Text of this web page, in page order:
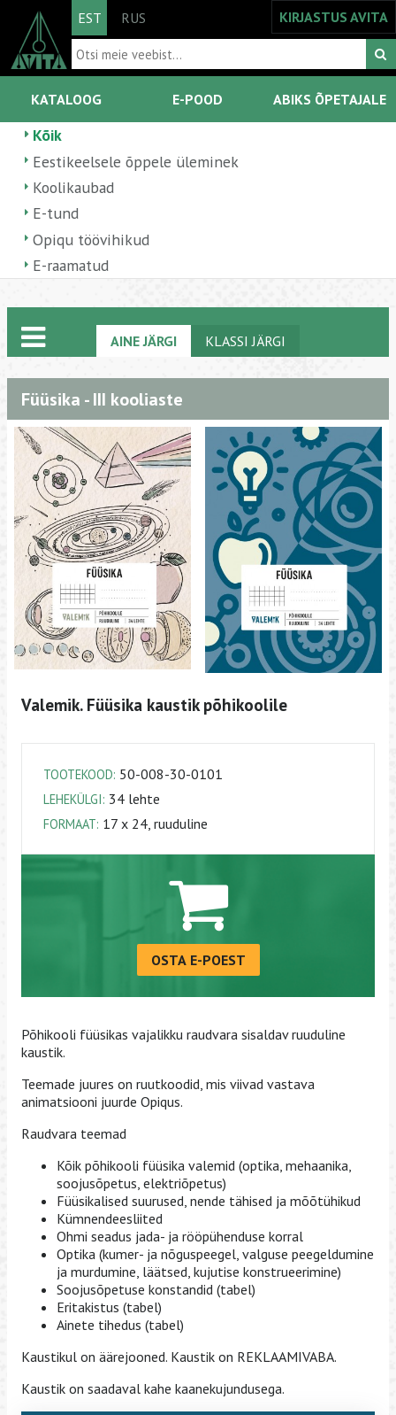
EST RUS KIRJASTUS AVITA
KATALOOG E-POOD ABIKS ÕPETAJALE
Kõik
Eestikeelsele õppele üleminek
Koolikaubad
E-tund
Opiqu töövihikud
E-raamatud
AINE JÄRGI KLASSI JÄRGI
Füüsika - III kooliaste
Valemik. Füüsika kaustik põhikoolile
TOOTEKOOD: 50-008-30-0101
LEHEKÜLGI: 34 lehte
FORMAAT: 17 x 24, ruuduline
OSTA E-POEST
Põhikooli füüsikas vajalikku raudvara sisaldav ruuduline
kaustik.
Teemade juures on ruutkoodid, mis viivad vastava
animatsiooni juurde Opiqus.
Raudvara teemad
Kõik põhikooli füüsika valemid (optika, mehaanika,
soojusõpetus, elektriõpetus)
Füüsikalised suurused, nende tähised ja mõõtühikud
Kümnendeesliited
Ohmi seadus jada- ja rööpühenduse korral
Optika (kumer- ja nõguspeegel, valguse peegeldumine
ja murdumine, läätsed, kujutise konstrueerimine)
Soojusõpetuse konstandid (tabel)
Eritakistus (tabel)
Ainete tihedus (tabel)
Kaustikul on äärejooned. Kaustik on REKLAAMIVABA.
Kaustik on saadaval kahe kaanekujundusega.